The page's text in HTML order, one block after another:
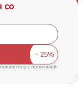
со
cполитикой